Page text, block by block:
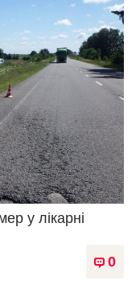
у лікарні
0